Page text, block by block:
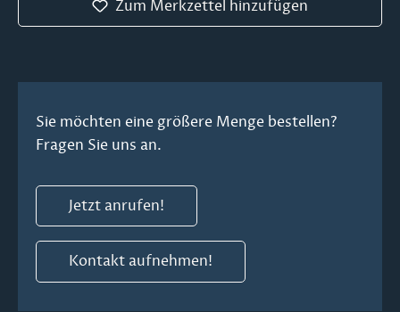
Zum Merkzettel hinzufügen
Sie möchten eine größere Menge bestellen?
Fragen Sie uns an.
Jetzt anrufen!
Kontakt aufnehmen!